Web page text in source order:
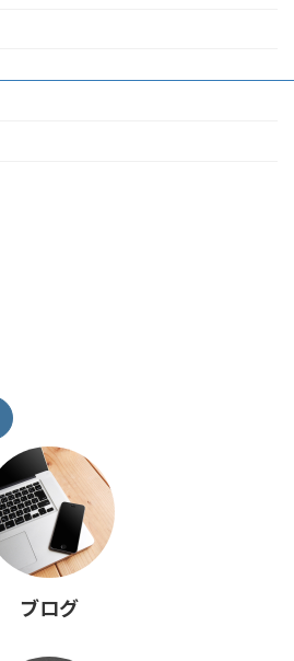
ブログ